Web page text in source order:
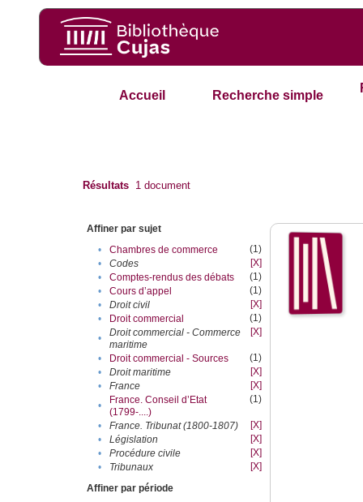
Accueil Recherche simple
Résultats 1 document
Affiner par sujet
•
Chambres de commerce
(1)
•
Codes
[X]
•
Comptes-rendus des débats
(1)
•
Cours d’appel
(1)
•
Droit civil
[X]
•
Droit commercial
(1)
•
Droit commercial - Commerce
maritime
[X]
• Droit commercial - Sources
(1)
•
Droit maritime
[X]
•
France
[X]
•
France. Conseil d’Etat
(1799-....)
(1)
• France. Tribunat (1800-1807)
[X]
•
Législation
[X]
•
Procédure civile
[X]
•
Tribunaux
[X]
Affiner par période